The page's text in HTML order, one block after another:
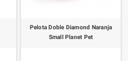
Pelota Doble Diamond Naranja
Small Planet Pet